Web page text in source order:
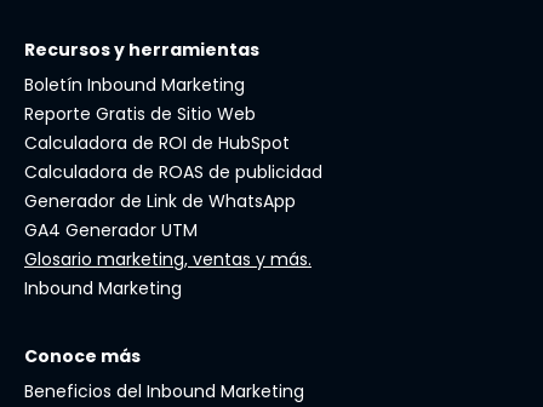
Recursos y herramientas
Boletín Inbound Marketing
Reporte Gratis de Sitio Web
Calculadora de ROI de HubSpot
Calculadora de ROAS de publicidad
Generador de Link de WhatsApp
GA4 Generador UTM
Glosario marketing, ventas y más.
Inbound Marketing
Conoce más
Beneficios del Inbound Marketing